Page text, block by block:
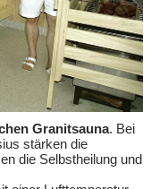
Granitsauna. Bei
stärken die
die Selbstheilung und